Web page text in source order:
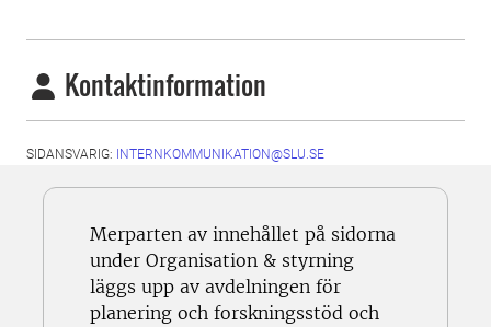
Kontaktinformation
SIDANSVARIG: INTERNKOMMUNIKATION@SLU.SE
Merparten av innehållet på sidorna
under Organisation & styrning
läggs upp av avdelningen för
planering och forskningsstöd och